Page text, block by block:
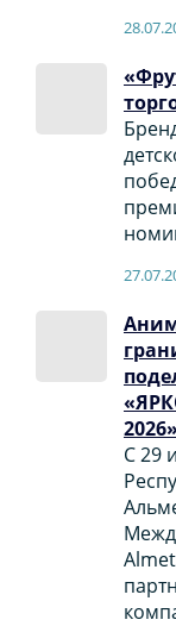
2026»
С 29